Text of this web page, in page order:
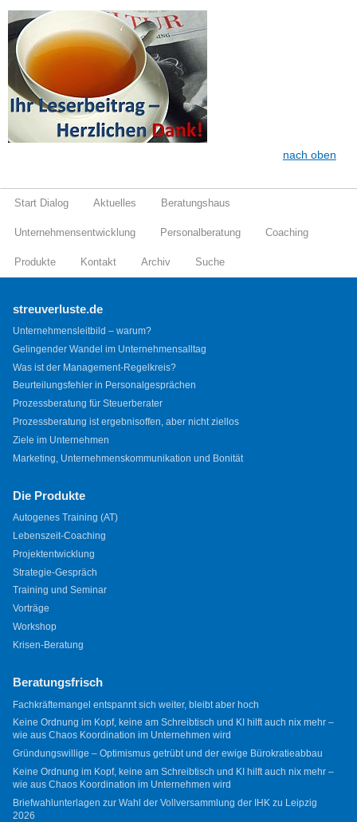
nach oben
Start Dialog Aktuelles Beratungshaus
Unternehmensentwicklung Personalberatung Coaching
Produkte Kontakt Archiv Suche
streuverluste.de
Unternehmensleitbild – warum?
Gelingender Wandel im Unternehmensalltag
Was ist der Management-Regelkreis?
Beurteilungsfehler in Personalgesprächen
Prozessberatung für Steuerberater
Prozessberatung ist ergebnisoffen, aber nicht ziellos
Ziele im Unternehmen
Marketing, Unternehmenskommunikation und Bonität
Die Produkte
Autogenes Training (AT)
Lebenszeit-Coaching
Projektentwicklung
Strategie-Gespräch
Training und Seminar
Vorträge
Workshop
Krisen-Beratung
Beratungsfrisch
Fachkräftemangel entspannt sich weiter, bleibt aber hoch
Keine Ordnung im Kopf, keine am Schreibtisch und KI hilft auch nix mehr –
wie aus Chaos Koordination im Unternehmen wird
Gründungswillige – Optimismus getrübt und der ewige Bürokratieabbau
Keine Ordnung im Kopf, keine am Schreibtisch und KI hilft auch nix mehr –
wie aus Chaos Koordination im Unternehmen wird
Briefwahlunterlagen zur Wahl der Vollversammlung der IHK zu Leipzig
2026